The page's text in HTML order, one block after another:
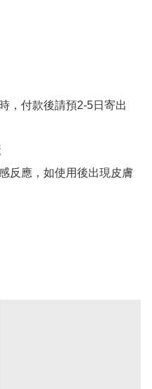
，付款後請預2-5日寄出
反應，如使用後出現皮膚